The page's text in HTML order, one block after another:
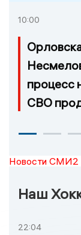
10:00
процесс
СВО
Новости СМИ2
Наш
22:04